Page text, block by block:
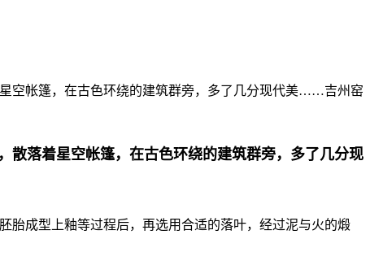
空帐篷，在古色环绕的建筑群旁，多了几分现代美……吉州窑
落着星空帐篷，在古色环绕的建筑群旁，多了几分现
胎成型上釉等过程后，再选用合适的落叶，经过泥与火的煅